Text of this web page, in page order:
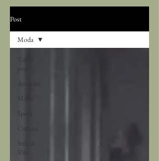
Post
Tutti i
post
Attualità
Moda
Sport
Cultura
Stile di
Vita
Moda